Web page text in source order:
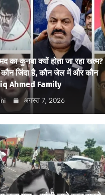
का कुनबा क्यों होता जा रहा खत्म?
कौन जिंदा है, कौन जेल में और कौन
Ahmed Family
अगस्त 7, 2026